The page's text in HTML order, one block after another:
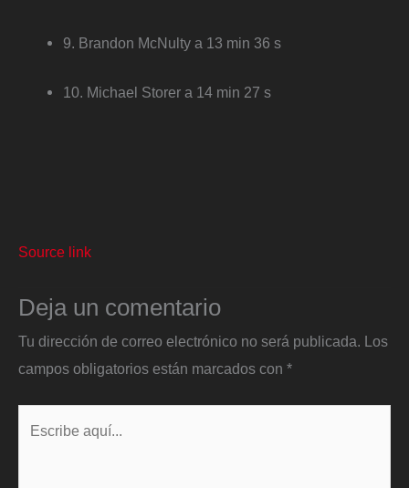
9. Brandon McNulty a 13 min 36 s
10. Michael Storer a 14 min 27 s
Source link
Deja un comentario
Tu dirección de correo electrónico no será publicada.
Los
campos obligatorios están marcados con *